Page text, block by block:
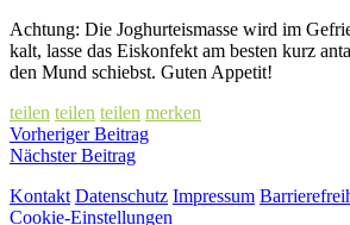
Achtung: Die Joghurteismasse wird im
kalt, lasse das Eiskonfekt am besten kurz
den Mund schiebst. Guten Appetit!
teilen teilen teilen merken
Vorheriger Beitrag
Nächster Beitrag
Kontakt Datenschutz Impressum
Cookie-Einstellungen